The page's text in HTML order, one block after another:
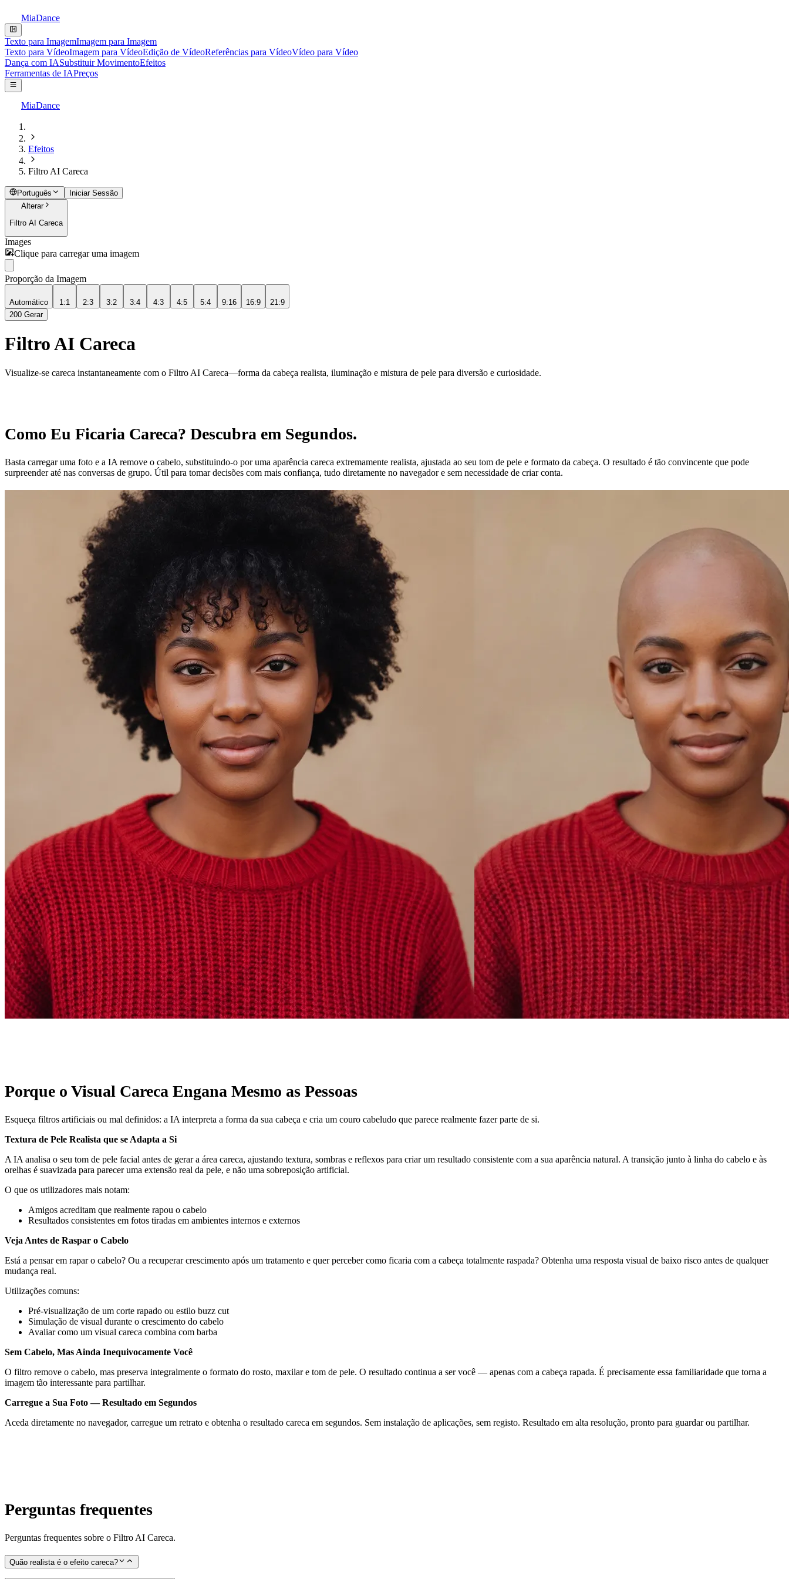
MiaDance
Texto para ImagemImagem para Imagem
Texto para VídeoImagem para VídeoEdição de VídeoReferências para VídeoVídeo para Vídeo
Dança com IASubstituir MovimentoEfeitos
Ferramentas de IAPreços
MiaDance
Efeitos
Filtro AI Careca
Português
Iniciar Sessão
Alterar
Filtro AI Careca
Images
Clique para carregar uma imagem
Proporção da Imagem
Automático 1:1 2:3 3:2 3:4 4:3 4:5 5:4 9:16 16:9
21:9
200 Gerar
Filtro AI Careca
Visualize-se careca instantaneamente com o Filtro AI Careca—forma da cabeça realista, iluminação e mistura de pele para diversão e curiosidade.
Como Eu Ficaria Careca? Descubra em Segundos.
Basta carregar uma foto e a IA remove o cabelo, substituindo-o por uma aparência careca extremamente realista, ajustada ao seu tom de pele e formato da cabeça. O resultado é tão convincente que pode
surpreender até nas conversas de grupo. Útil para tomar decisões com mais confiança, tudo diretamente no navegador e sem necessidade de criar conta.
Porque o Visual Careca Engana Mesmo as Pessoas
Esqueça filtros artificiais ou mal definidos: a IA interpreta a forma da sua cabeça e cria um couro cabeludo que parece realmente fazer parte de si.
Textura de Pele Realista que se Adapta a Si
A IA analisa o seu tom de pele facial antes de gerar a área careca, ajustando textura, sombras e reflexos para criar um resultado consistente com a sua aparência natural. A transição junto à linha do cabelo e às
orelhas é suavizada para parecer uma extensão real da pele, e não uma sobreposição artificial.
O que os utilizadores mais notam:
Amigos acreditam que realmente rapou o cabelo
Resultados consistentes em fotos tiradas em ambientes internos e externos
Veja Antes de Raspar o Cabelo
Está a pensar em rapar o cabelo? Ou a recuperar crescimento após um tratamento e quer perceber como ficaria com a cabeça totalmente raspada? Obtenha uma resposta visual de baixo risco antes de qualquer
mudança real.
Utilizações comuns:
Pré-visualização de um corte rapado ou estilo buzz cut
Simulação de visual durante o crescimento do cabelo
Avaliar como um visual careca combina com barba
Sem Cabelo, Mas Ainda Inequivocamente Você
O filtro remove o cabelo, mas preserva integralmente o formato do rosto, maxilar e tom de pele. O resultado continua a ser você — apenas com a cabeça rapada. É precisamente essa familiaridade que torna a
imagem tão interessante para partilhar.
Carregue a Sua Foto — Resultado em Segundos
Aceda diretamente no navegador, carregue um retrato e obtenha o resultado careca em segundos. Sem instalação de aplicações, sem registo. Resultado em alta resolução, pronto para guardar ou partilhar.
Perguntas frequentes
Perguntas frequentes sobre o Filtro AI Careca.
Quão realista é o efeito careca?